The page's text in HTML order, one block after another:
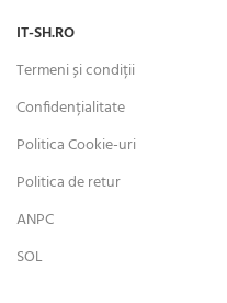
IT-SH.RO
Termeni și condiții
Confidențialitate
Politica Cookie-uri
Politica de retur
ANPC
SOL